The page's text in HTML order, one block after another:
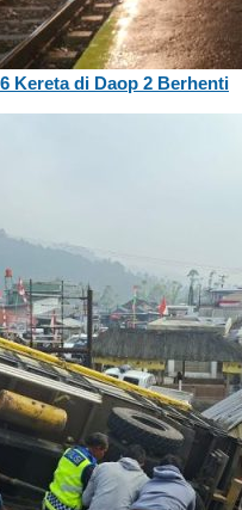
Kereta di Daop 2 Berhenti